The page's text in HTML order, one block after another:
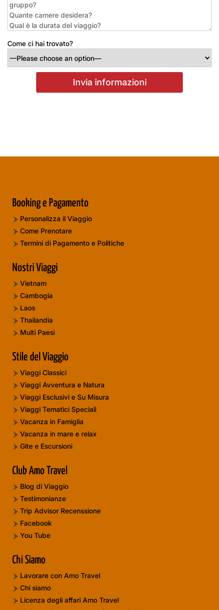
Come ci hai trovato?
Booking e Pagamento
Personalizza il Viaggio
Come Prenotare
Termini di Pagamento e Politiche
Nostri Viaggi
Vietnam
Cambogia
Laos
Thailandia
Multi Paesi
Stile del Viaggio
Viaggi Classici
Viaggi Avventura e Natura
Viaggi Esclusivi e Su Misura
Viaggi Tematici Speciali
Vacanza in Famiglia
Vacanza in mare e relax
Gite e Escursioni
Club Amo Travel
Blog di Viaggio
Testimonianze
Trip Advisor Recenssione
Facebook
You Tube
Chi Siamo
Lavorare con Amo Travel
Chi siamo
Licenza degli affari Amo Travel